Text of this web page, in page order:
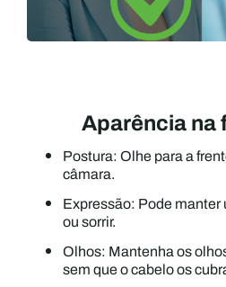
Aparência na
Postura: Olhe para a
câmara.
Expressão: Pode
ou sorrir.
Olhos: Mantenha os
sem que o cabelo os